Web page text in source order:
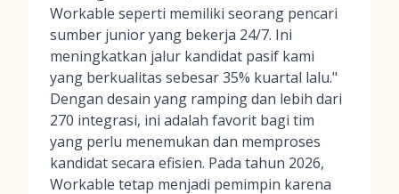
Workable seperti memiliki seorang pencari
sumber junior yang bekerja 24/7. Ini
meningkatkan jalur kandidat pasif kami
yang berkualitas sebesar 35% kuartal lalu."
Dengan desain yang ramping dan lebih dari
270 integrasi, ini adalah favorit bagi tim
yang perlu menemukan dan memproses
kandidat secara efisien. Pada tahun 2026,
Workable tetap menjadi pemimpin karena